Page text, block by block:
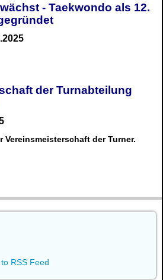
- Taekwondo als 12.
der Turnabteilung
Vereinsmeisterschaft der Turner.
RSS Feed